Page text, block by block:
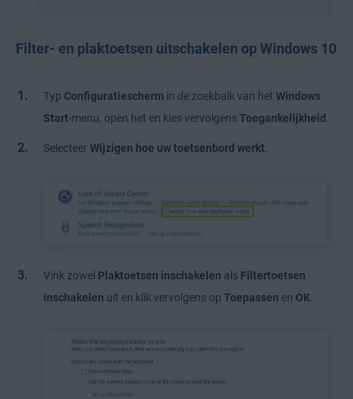
Filter- en plaktoetsen uitschakelen op Windows 10
Typ Configuratiescherm in de zoekbalk van het Windows
Start-menu, open het en kies vervolgens Toegankelijkheid
Selecteer Wijzigen hoe uw toetsenbord werkt
Vink zowel Plaktoetsen inschakelen als Filtertoetsen
inschakelen uit en klik vervolgens op Toepassen en OK.